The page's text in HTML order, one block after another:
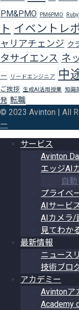
PM&PMO PM6PMO
ト イベントレ
ャリアチェンジ ク
タサイエンス ネ
ー リードエンジニア 中
ご挨拶 生成AI活用授業 知識
発 転職
© 2023 Avinton | All
ー
サービス
Avinton
エッジAI
自
プライベ
AIサービ
AIカメラ/
見てわか
最新情報
ニュース
技術ブロ
アカデミー
Avintonア
Academy